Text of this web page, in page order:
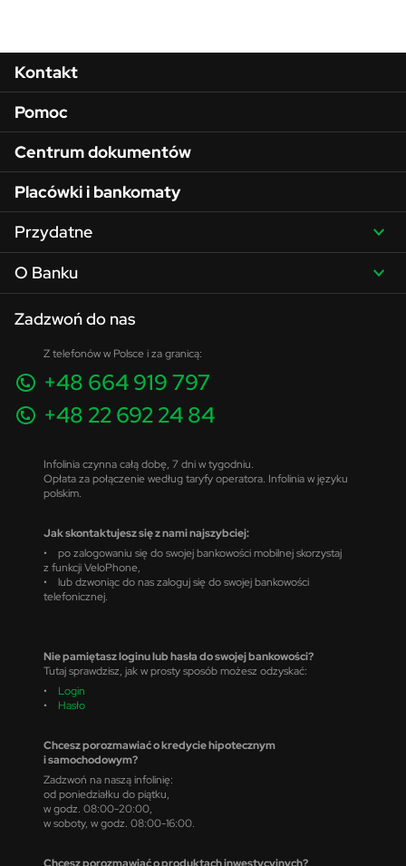
Menu w stopce
Kontakt
Pomoc
Centrum dokumentów
Placówki i bankomaty
Przydatne
O Banku
Zadzwoń do nas
Z telefonów w Polsce i za granicą:
+48 664 919 797
+48 22 692 24 84
Infolinia czynna całą dobę, 7 dni w tygodniu.
Opłata za połączenie według taryfy operatora. Infolinia w języku
polskim.
Jak skontaktujesz się z nami najszybciej:
• po zalogowaniu się do swojej bankowości mobilnej skorzystaj
z funkcji VeloPhone,
• lub dzwoniąc do nas zaloguj się do swojej bankowości
telefonicznej.
Nie pamiętasz loginu lub hasła do swojej bankowości?
Tutaj sprawdzisz, jak w prosty sposób możesz odzyskać:
• Login
• Hasło
Chcesz porozmawiać o kredycie hipotecznym
i samochodowym?
Zadzwoń na naszą infolinię:
od poniedziałku do piątku,
w godz. 08:00-20:00,
w soboty, w godz. 08:00-16:00.
Chcesz porozmawiać o produktach inwestycyjnych?